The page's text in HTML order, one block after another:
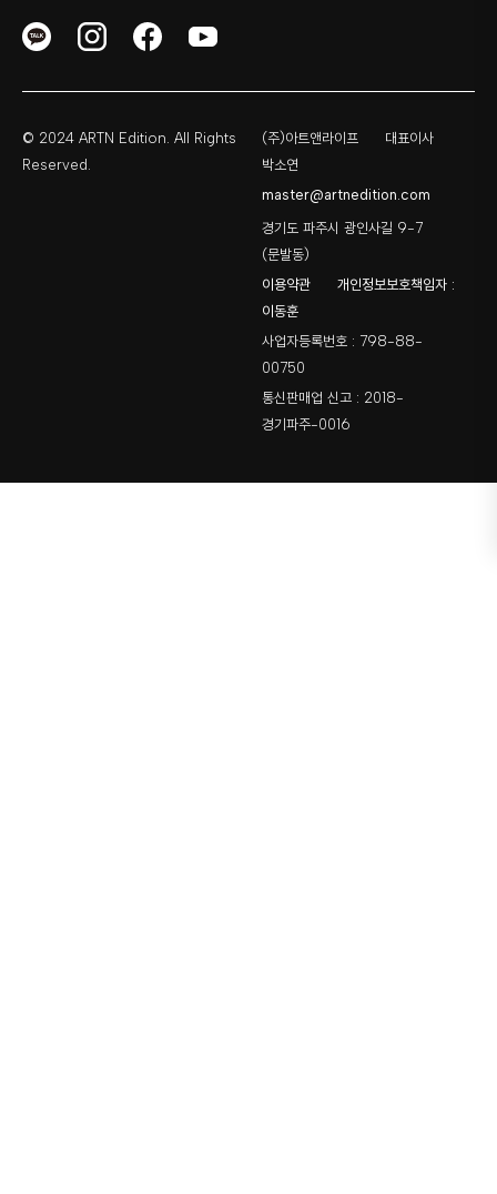
© 2024 ARTN Edition. All Rights
Reserved.
(주)아트앤라이프
대표이사
박소연
master@artnedition.com
경기도 파주시 광인사길 9-7
(문발동)
이용약관
개인정보보호책임자 :
이동훈
사업자등록번호 : 798-88-
00750
통신판매업 신고 : 2018-
경기파주-0016